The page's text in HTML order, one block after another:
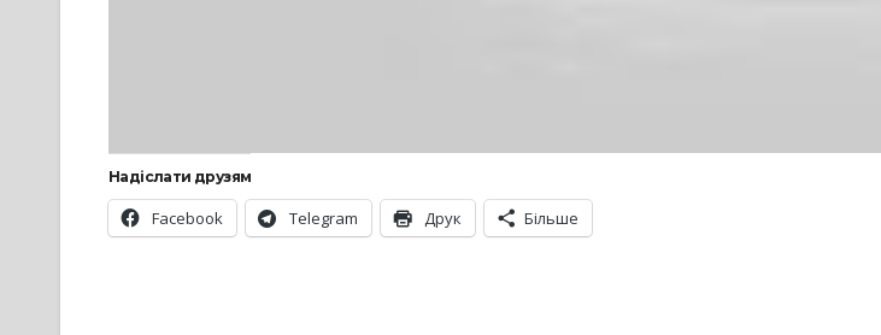
Надіслати друзям
Facebook Telegram Друк Більше